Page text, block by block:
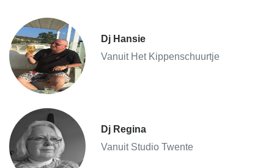
Dj Hansie
Vanuit Het Kippenschuurtje
Dj Regina
Vanuit Studio Twente